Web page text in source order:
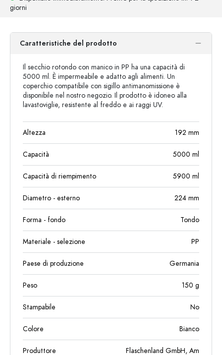
giorni
Caratteristiche del prodotto
Il secchio rotondo con manico in PP ha una capacità di
5000 ml. È impermeabile e adatto agli alimenti. Un
coperchio compatibile con sigillo antimanomissione è
disponibile nel nostro negozio. Il prodotto è idoneo alla
lavastoviglie, resistente al freddo e ai raggi UV.
Altezza 192 mm
Capacità 5000 ml
Capacità di riempimento 5900 ml
Diametro - esterno 224 mm
Forma - fondo Tondo
Materiale - selezione PP
Paese di produzione Germania
Peso 150 g
Stampabile No
Colore Bianco
Produttore Flaschenland GmbH, Am